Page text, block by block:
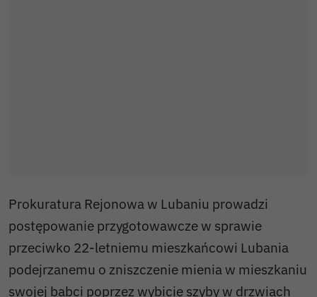
Prokuratura Rejonowa w Lubaniu prowadzi
postępowanie przygotowawcze w sprawie
przeciwko 22-letniemu mieszkańcowi Lubania
podejrzanemu o zniszczenie mienia w mieszkaniu
swojej babci poprzez wybicie szyby w drzwiach